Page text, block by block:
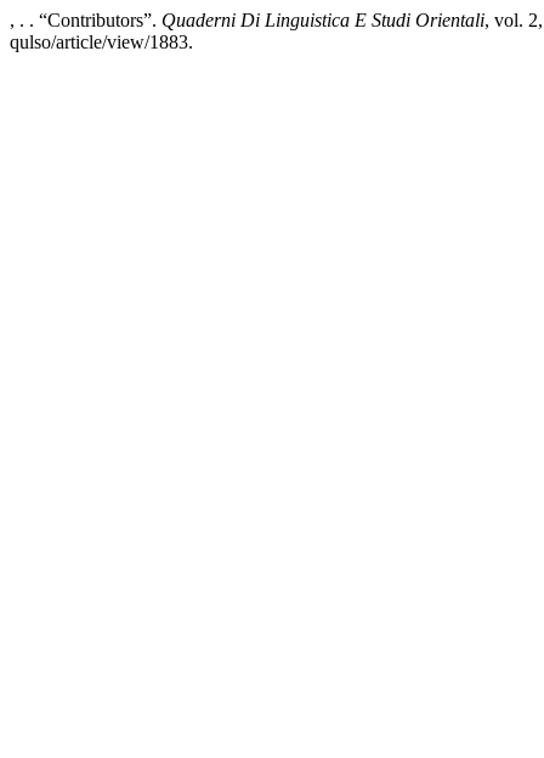
, . . “Contributors”. Quaderni Di Linguistica E Studi Orientali, vol.
qulso/article/view/1883.